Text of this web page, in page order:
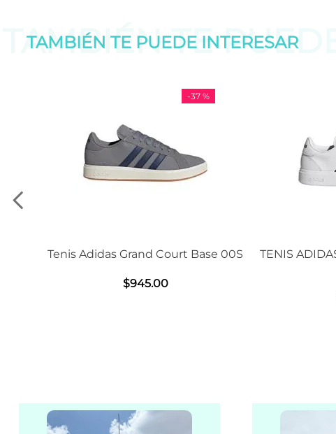
TAMBIÉN TE PUEDE
TAMBIÉN TE PUEDE INTERESAR
Base 00S
TENIS ADIDAS GRAND COURT BASE